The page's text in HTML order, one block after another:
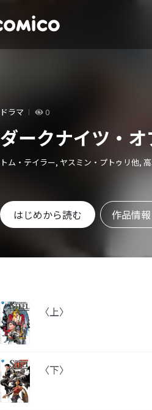
ドラマ 0
ダークナイツ・
トム・テイラー, ヤスミン・プトゥリ他,
はじめから読む 作品情報
〈上〉
〈下〉